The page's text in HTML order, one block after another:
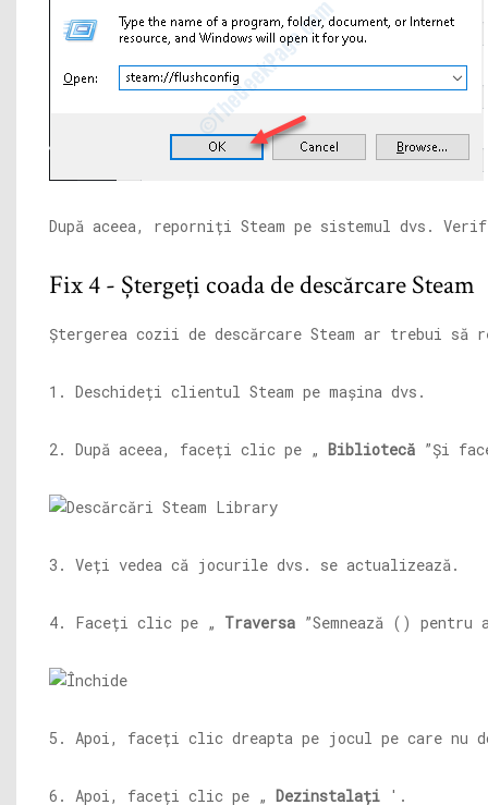
După aceea, reporniți Steam pe sistemul dvs.
Fix 4 - Ștergeți coada de descărcare Steam
Ștergerea cozii de descărcare Steam ar trebui să
1. Deschideți clientul Steam pe mașina dvs.
2. După aceea, faceți clic pe „ Bibliotecă ”Și
3. Veți vedea că jocurile dvs. se actualizează.
4. Faceți clic pe „ Traversa ”Semnează ()
5. Apoi, faceți clic dreapta pe jocul pe care
6. Apoi, faceți clic pe „ Dezinstalați '.